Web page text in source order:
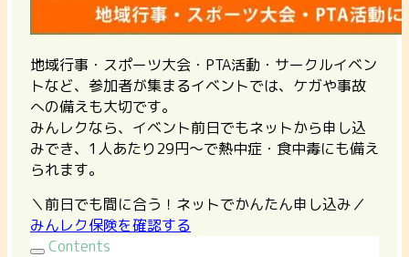
地域行事・スポーツ大会・PTA活動・サークルイベン
トなど、参加者が集まるイベントでは、ケガや事故
への備えも大切です。
みんレクなら、イベント前日でもネットから申し込
みでき、1人あたり29円〜で熱中症・食中毒にも備え
られます。
＼前日でも間に合う！ネットでかんたん申し込み／
みんレク保険を確認する
Contents